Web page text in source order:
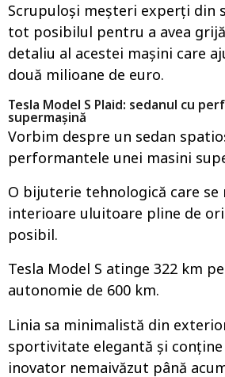
Scrupuloși meșteri experți din
tot posibilul pentru a avea
detaliu al acestei mașini care
două milioane de euro.
Tesla Model S Plaid: sedanul cu
supermașină
Vorbim despre un sedan
performantele unei masini
O bijuterie tehnologică care se
interioare uluitoare pline de
posibil.
Tesla Model S atinge 322 km
autonomie de 600 km.
Linia sa minimalistă din
sportivitate elegantă și conține
inovator nemaivăzut până